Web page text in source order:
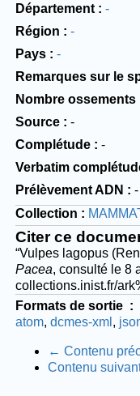
Département
-
Région
-
Pays
-
Remarques sur le
Nombre ossements
Source
-
Complétude
-
Verbatim
Prélèvement ADN
-
Collection
Citer ce
“Vulpes lagopus
Pacea, consulté le 8
collections.inist.fr/
Formats de sortie
atom dcmes-xml
← Contenu
Contenu